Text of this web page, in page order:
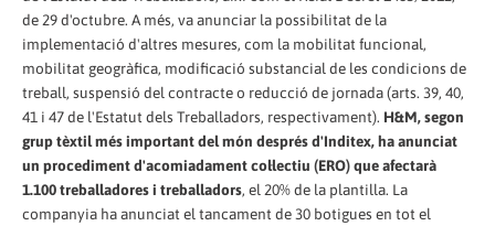
de 29 d'octubre. A més, va anunciar la possibilitat de la
implementació d'altres mesures, com la mobilitat funcional,
mobilitat geogràfica, modificació substancial de les condicions de
treball, suspensió del contracte o reducció de jornada (arts. 39, 40,
41 i 47 de l'Estatut dels Treballadors, respectivament). H&M, segon
grup tèxtil més important del món després d'Inditex, ha anunciat
un procediment d'acomiadament col·lectiu (ERO) que afectarà
1.100 treballadores i treballadors, el 20% de la plantilla. La
companyia ha anunciat el tancament de 30 botigues en tot el